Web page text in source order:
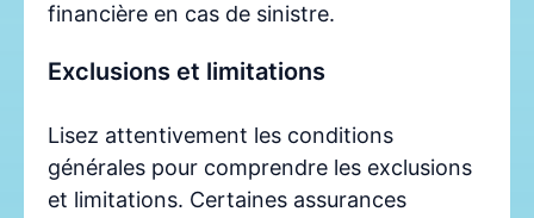
financière en cas de sinistre.
Exclusions et limitations
Lisez attentivement les conditions
générales pour comprendre les exclusions
et limitations. Certaines assurances